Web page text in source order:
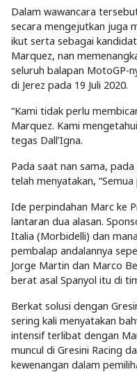
Dalam wawancara
secara mengejutkan juga
ikut serta sebagai
Marquez, nan
seluruh balapan MotoGP-
di Jerez pada 19 Juli 2020.
“Kami tidak perlu
Marquez. Kami
tegas Dall’Igna.
Pada saat nan sama,
telah menyatakan,
Ide perpindahan Marc ke
lantaran dua alasan.
Italia (Morbidelli) dan
pembalap andalannya
Jorge Martin dan Marco
berat asal Spanyol itu di
Berkat solusi dengan
sering kali menyatakan
intensif terlibat dengan
muncul di Gresini Racing
kewenangan dalam